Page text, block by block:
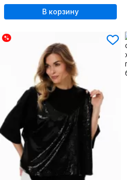
В корзину
%